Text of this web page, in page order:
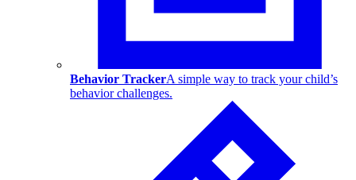
Behavior TrackerA simple way to track your child’s
behavior challenges.